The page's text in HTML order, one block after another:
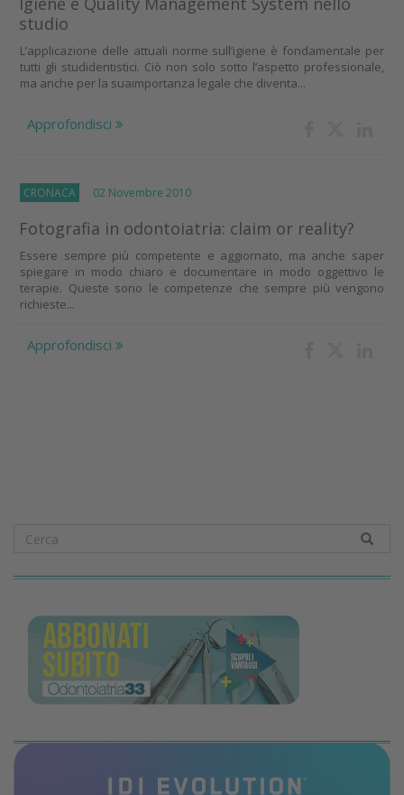
studio
L’applicazione delle attuali norme sull’igiene è fondamentale per
tutti gli studidentistici. Ciò non solo sotto l’aspetto professionale,
ma anche per la suaimportanza legale che diventa...
Approfondisci
CRONACA 02 Novembre 2010
Fotografia in odontoiatria: claim or reality?
Essere sempre più competente e aggiornato, ma anche saper
spiegare in modo chiaro e documentare in modo oggettivo le
terapie. Queste sono le competenze che sempre più vengono
richieste...
Approfondisci